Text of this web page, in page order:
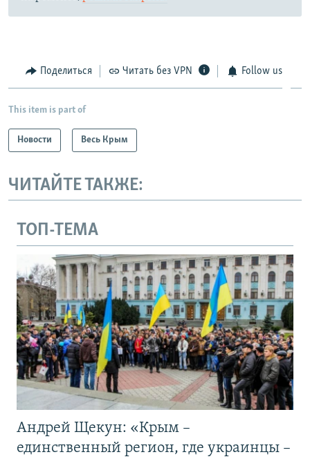
Поделиться Читать без VPN Follow us
This item is part of
Новости Весь Крым
ЧИТАЙТЕ ТАКЖЕ:
ТОП-ТЕМА
Андрей Щекун: «Крым –
единственный регион, где украинцы –